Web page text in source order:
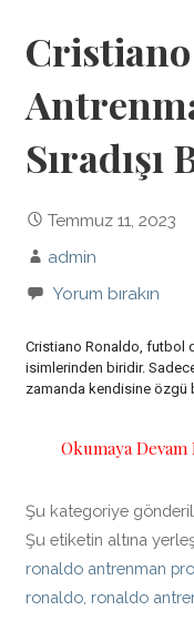
Sıradışı
Temmuz 11, 2023
admin
Yorum bırakın
Cristiano Ronaldo, futbol
isimlerinden biridir.
zamanda kendisine özgü
Okumaya
Şu kategoriye
Şu etiketin altına
ronaldo antrenman
ronaldo, ronaldo